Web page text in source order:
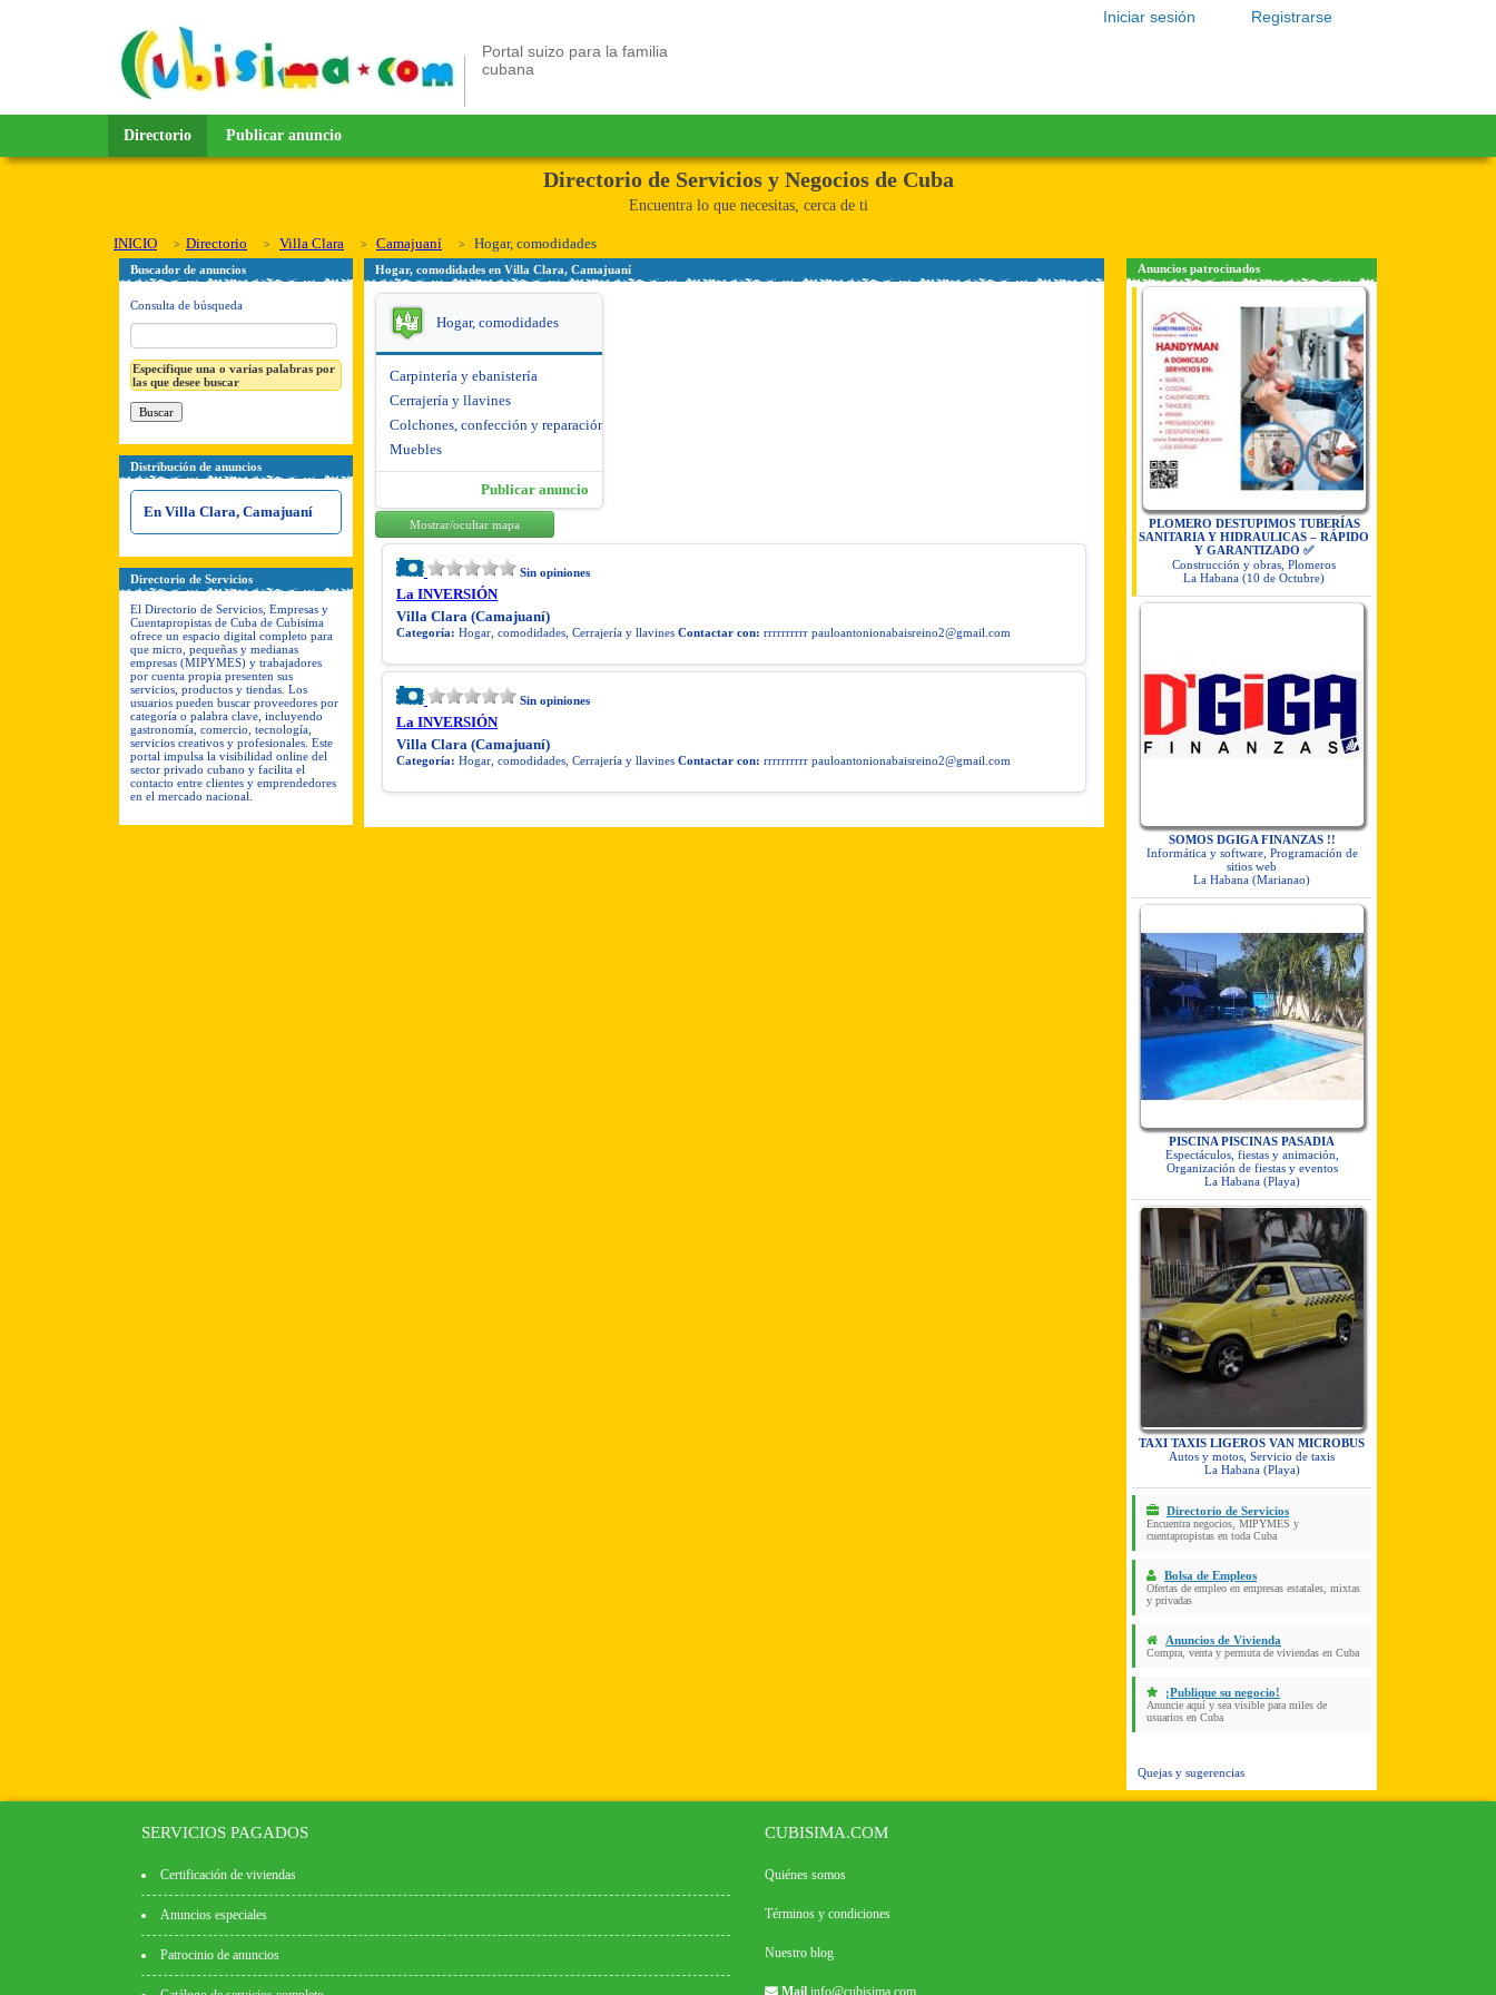
Registrarse
Iniciar sesión
Portal suizo para la familia
cubana
Directorio Publicar anuncio
Directorio de Servicios y Negocios de Cuba
Encuentra lo que necesitas, cerca de ti
INICIO Directorio Villa Clara Camajuaní Hogar, comodidades
Buscador de anuncios
Consulta de búsqueda
Especifique una o varias palabras por
las que desee buscar
Distribución de anuncios
En Villa Clara, Camajuaní
Directorio de Servicios
El Directorio de Servicios, Empresas y
Cuentapropistas de Cuba de Cubisima
ofrece un espacio digital completo para
que micro, pequeñas y medianas
empresas (MIPYMES) y trabajadores
por cuenta propia presenten sus
servicios, productos y tiendas. Los
usuarios pueden buscar proveedores por
categoría o palabra clave, incluyendo
gastronomía, comercio, tecnología,
servicios creativos y profesionales. Este
portal impulsa la visibilidad online del
sector privado cubano y facilita el
contacto entre clientes y emprendedores
en el mercado nacional.
Hogar, comodidades en Villa Clara, Camajuaní
Hogar, comodidades
Carpintería y ebanistería
Cerrajería y llavines
Colchones, confección y reparación de
Muebles
Publicar anuncio
Mostrar/ocultar mapa
Sin opiniones
La INVERSIÓN
Villa Clara (Camajuaní)
Categoría: Hogar, comodidades, Cerrajería y llavines Contactar con: rrrrrrrrrr pauloantonionabaisreino2@gmail.com
Sin opiniones
La INVERSIÓN
Villa Clara (Camajuaní)
Categoría: Hogar, comodidades, Cerrajería y llavines Contactar con: rrrrrrrrrr pauloantonionabaisreino2@gmail.com
Anuncios patrocinados
PLOMERO DESTUPIMOS TUBERÍAS
SANITARIA Y HIDRAULICAS – RÁPIDO
Y GARANTIZADO ✅
Construcción y obras, Plomeros
La Habana (10 de Octubre)
SOMOS DGIGA FINANZAS !!
Informática y software, Programación de
sitios web
La Habana (Marianao)
PISCINA PISCINAS PASADIA
Espectáculos, fiestas y animación,
Organización de fiestas y eventos
La Habana (Playa)
TAXI TAXIS LIGEROS VAN MICROBUS
Autos y motos, Servicio de taxis
La Habana (Playa)
Directorio de Servicios
Encuentra negocios, MIPYMES y
cuentapropistas en toda Cuba
Bolsa de Empleos
Ofertas de empleo en empresas estatales, mixtas
y privadas
Anuncios de Vivienda
Compra, venta y permuta de viviendas en Cuba
¡Publique su negocio!
Anuncie aquí y sea visible para miles de
usuarios en Cuba
Quejas y sugerencias
SERVICIOS PAGADOS
Certificación de viviendas
Anuncios especiales
Patrocinio de anuncios
CUBISIMA.COM
Quiénes somos
Términos y condiciones
Nuestro blog
Mail info@cubisima.com